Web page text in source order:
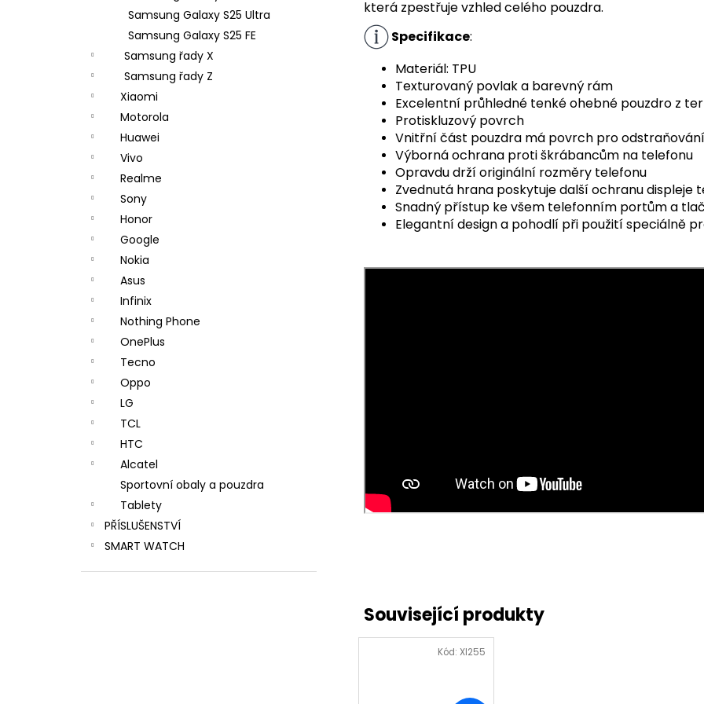
Samsung Galaxy S25 Ultra
Samsung Galaxy S25 FE
Samsung řady X
Samsung řady Z
Xiaomi
Motorola
Huawei
Vivo
Realme
Sony
Honor
Google
Nokia
Asus
Infinix
Nothing Phone
OnePlus
Tecno
Oppo
LG
TCL
HTC
Alcatel
Sportovní obaly a pouzdra
Tablety
PŘÍSLUŠENSTVÍ
SMART WATCH
která zpestřuje vzhled celého pouzdra.
Specifikace:
Materiál: TPU
Texturovaný povlak a barevný rám
Excelentní průhledné tenké ohebné pouzdro z
Protiskluzový povrch
Vnitřní část pouzdra má povrch pro
Výborná ochrana proti škrábancům na telefonu
Opravdu drží originální rozměry telefonu
Zvednutá hrana poskytuje další ochranu displeje
Snadný přístup ke všem telefonním portům a
Elegantní design a pohodlí při použití speciálně
Kód:XI255